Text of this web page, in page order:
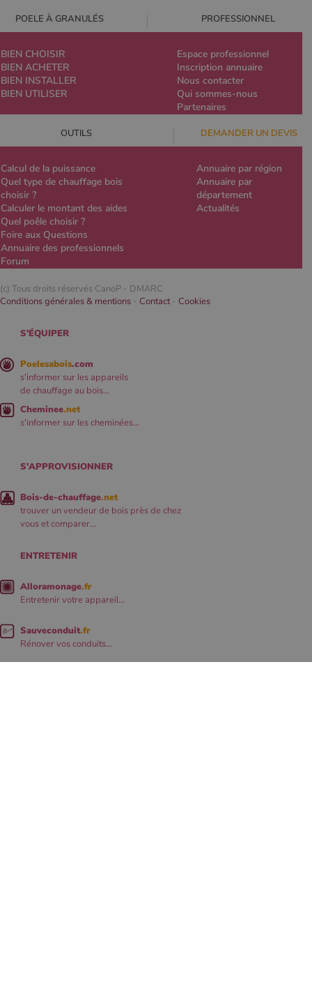
POELE À GRANULÉS PROFESSIONNEL
BIEN CHOISIR
BIEN ACHETER
BIEN INSTALLER
BIEN UTILISER
Espace professionnel
Inscription annuaire
Nous contacter
Qui sommes-nous
Partenaires
OUTILS DEMANDER UN DEVIS
Calcul de la puissance
Quel type de chauffage bois
choisir ?
Calculer le montant des aides
Quel poêle choisir ?
Foire aux Questions
Annuaire des professionnels
Forum
Annuaire par région
Annuaire par
département
Actualités
(c) Tous droits réservés CanoP - DMARC
Conditions générales & mentions - Contact- Cookies
S'ÉQUIPER
Poelesabois.com
s'informer sur les appareils
de chauffage au bois...
Cheminee.net
s'informer sur les cheminées...
S'APPROVISIONNER
Bois-de-chauffage.net
trouver un vendeur de bois près de chez
vous et comparer...
ENTRETENIR
Alloramonage.fr
Entretenir votre appareil...
Sauveconduit.fr
Rénover vos conduits...